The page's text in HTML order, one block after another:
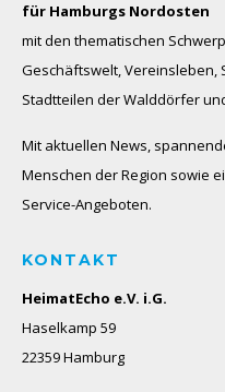
für Hamburgs Nordosten
mit den thematischen
Geschäftswelt, Vereinsleben,
Stadtteilen der Walddörfer
Mit aktuellen News,
Menschen der Region sowie
Service-Angeboten.
KONTAKT
HeimatEcho e.V. i.G.
Haselkamp 59
22359 Hamburg